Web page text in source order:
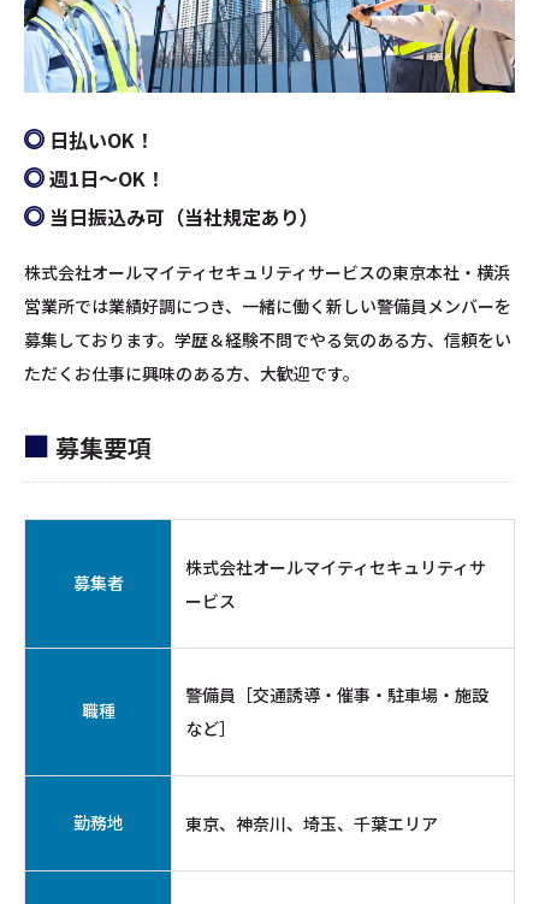
日払いOK！
週1日～OK！
当日振込み可（当社規定あり）
株式会社オールマイティセキュリティサービスの東京本社・横浜
営業所では業績好調につき、一緒に働く新しい警備員メンバーを
募集しております。学歴＆経験不問でやる気のある方、信頼をい
ただくお仕事に興味のある方、大歓迎です。
募集要項
募集者
株式会社オールマイティセキュリティサ
ービス
職種
警備員［交通誘導・催事・駐車場・施設
など］
勤務地 東京、神奈川、埼玉、千葉エリア